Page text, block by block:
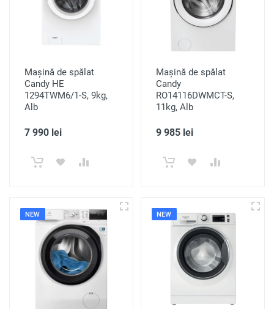
Mașină de spălat
Candy HE
1294TWM6/1-S, 9kg,
Alb
7 990 lei
Mașină de spălat
Candy
RO14116DWMCT-S,
11kg, Alb
9 985 lei
NEW NEW